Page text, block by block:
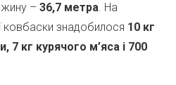
– 36,7 метра. На
ковбаски знадобилося 10 кг
7 кг курячого м’яса і 700